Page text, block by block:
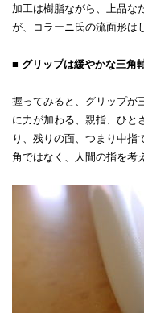
加工は樹脂ながら、上品な
が、コラーニ氏の流面形は
■ グリップは緩やかな三角
握ってみると、グリップが
に力が加わる、親指、ひと
り、残りの面、つまり中指
角ではなく、人間の指を考